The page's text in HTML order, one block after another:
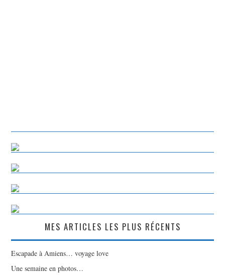
MES ARTICLES LES PLUS RÉCENTS
Escapade à Amiens… voyage love
Une semaine en photos…